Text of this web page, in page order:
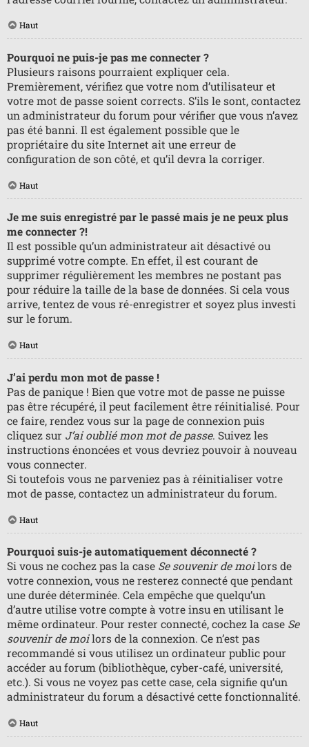
Haut
Pourquoi ne puis-je pas me connecter ?
Plusieurs raisons pourraient expliquer cela.
Premièrement, vérifiez que votre nom d’utilisateur et
votre mot de passe soient corrects. S’ils le sont, contactez
un administrateur du forum pour vérifier que vous n’avez
pas été banni. Il est également possible que le
propriétaire du site Internet ait une erreur de
configuration de son côté, et qu’il devra la corriger.
Haut
Je me suis enregistré par le passé mais je ne peux plus
me connecter ?!
Il est possible qu’un administrateur ait désactivé ou
supprimé votre compte. En effet, il est courant de
supprimer régulièrement les membres ne postant pas
pour réduire la taille de la base de données. Si cela vous
arrive, tentez de vous ré-enregistrer et soyez plus investi
sur le forum.
Haut
J’ai perdu mon mot de passe !
Pas de panique ! Bien que votre mot de passe ne puisse
pas être récupéré, il peut facilement être réinitialisé. Pour
ce faire, rendez vous sur la page de connexion puis
cliquez sur J’ai oublié mon mot de passe. Suivez les
instructions énoncées et vous devriez pouvoir à nouveau
vous connecter.
Si toutefois vous ne parveniez pas à réinitialiser votre
mot de passe, contactez un administrateur du forum.
Haut
Pourquoi suis-je automatiquement déconnecté ?
Si vous ne cochez pas la case Se souvenir de moilors de
votre connexion, vous ne resterez connecté que pendant
une durée déterminée. Cela empêche que quelqu’un
d’autre utilise votre compte à votre insu en utilisant le
même ordinateur. Pour rester connecté, cochez la case Se
souvenir de moilors de la connexion. Ce n’est pas
recommandé si vous utilisez un ordinateur public pour
accéder au forum (bibliothèque, cyber-café, université,
etc.). Si vous ne voyez pas cette case, cela signifie qu’un
administrateur du forum a désactivé cette fonctionnalité.
Haut